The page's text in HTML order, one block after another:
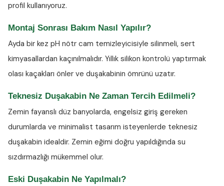
profil kullanıyoruz.
Montaj Sonrası Bakım Nasıl Yapılır?
Ayda bir kez pH nötr cam temizleyicisiyle silinmeli, sert
kimyasallardan kaçınılmalıdır. Yıllık silikon kontrolü yaptırmak
olası kaçakları önler ve duşakabinin ömrünü uzatır.
Teknesiz Duşakabin Ne Zaman Tercih Edilmeli?
Zemin fayanslı düz banyolarda, engelsiz giriş gereken
durumlarda ve minimalist tasarım isteyenlerde teknesiz
duşakabin idealdir. Zemin eğimi doğru yapıldığında su
sızdırmazlığı mükemmel olur.
Eski Duşakabin Ne Yapılmalı?